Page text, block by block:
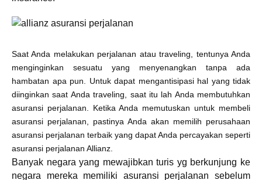
Saat Anda melakukan perjalanan atau traveling, tentunya Anda
menginginkan sesuatu yang menyenangkan tanpa ada
hambatan apa pun. Untuk dapat mengantisipasi hal yang tidak
diinginkan saat Anda traveling, saat itu lah Anda membutuhkan
asuransi perjalanan. Ketika Anda memutuskan untuk membeli
asuransi perjalanan, pastinya Anda akan memilih perusahaan
asuransi perjalanan terbaik yang dapat Anda percayakan seperti
asuransi perjalanan Allianz.
Banyak negara yang mewajibkan turis yg berkunjung ke
negara mereka memiliki asuransi perjalanan sebelum